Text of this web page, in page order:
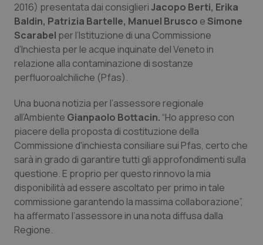
Basilicata
Calabria
Campania
Emilia-Romagna
Friuli Venezia Giulia
Lazio
Liguria
Lombardia
Artrite & artrosi
Asma & BPCO
Car-T
Colesterolo & coronaropatie
Dermatite Atopica
Diabete & glucometri
Disturbi dell’umore
Dolore
QS Club Newsletter
2016) presentata dai consiglieriJacopo Berti, Erika
Baldin, Patrizia Bartelle, Manuel Brusco e Simone
Scarabel per l’Istituzione di una Commissione
d'Inchiesta per le acque inquinate del Veneto in
relazione alla contaminazione di sostanze
perfluoroalchiliche (Pfas).
Una buona notizia per l’assessore regionale
all’Ambiente Gianpaolo Bottacin. “Ho appreso con
piacere della proposta di costituzione della
Commissione d'inchiesta consiliare sui Pfas, certo che
sarà in grado di garantire tutti gli approfondimenti sulla
questione. E proprio per questo rinnovo la mia
disponibilità ad essere ascoltato per primo in tale
commissione garantendo la massima collaborazione”,
ha affermato l’assessore in una nota diffusa dalla
Regione.